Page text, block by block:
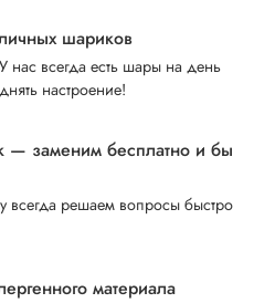
шариков
нас всегда есть шары на день
настроение!
— заменим бесплатно и бы
всегда решаем вопросы быстро
материала